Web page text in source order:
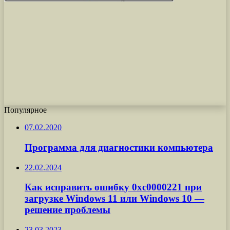
Популярное
07.02.2020
Программа для диагностики компьютера
22.02.2024
Как исправить ошибку 0xc0000221 при
загрузке Windows 11 или Windows 10 —
решение проблемы